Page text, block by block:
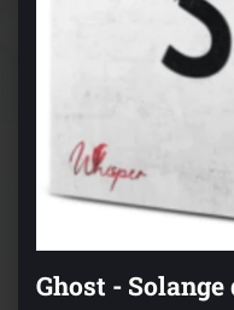
Ghost -